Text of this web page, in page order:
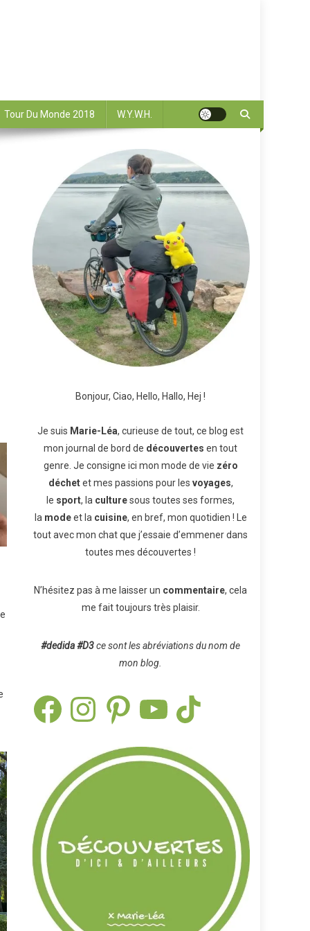
Tour Du Monde 2018 W.Y.W.H.
Bonjour, Ciao, Hello, Hallo, Hej !
Je suis Marie-Léa, curieuse de tout, ce blog est
mon journal de bord de découvertes en tout
genre. Je consigne ici mon mode de vie zéro
déchetet mes passions pour les voyages,
le sport, la culturesous toutes ses formes,
la modeet la cuisine, en bref, mon quotidien ! Le
tout avec mon chat que j’essaie d’emmener dans
toutes mes découvertes !
N’hésitez pas à me laisser un commentaire, cela
me fait toujours très plaisir.
#dedida#D3ce sont les abréviations du nom de
mon blog.
FacebookInstagramPinterest TikTok